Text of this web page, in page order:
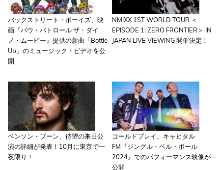
バックストリート・ボーイズ、映
画『パウ・パトロール ザ・ダイ
ノ・ムービー』提供の新曲「Bottle
Up」のミュージック・ビデオを公
開
NMIXX 1ST WORLD TOUR ＜
EPISODE 1: ZERO FRONTIER＞ IN
JAPAN LIVE VIEWING 開催決定！
ベンソン・ブーン、待望の来日公
演の詳細が発表！10月に東京で一
夜限り！
コールドプレイ、キャピタル
FM『ジングル・ベル・ボール
2024』でのパフォーマンス映像が
公開